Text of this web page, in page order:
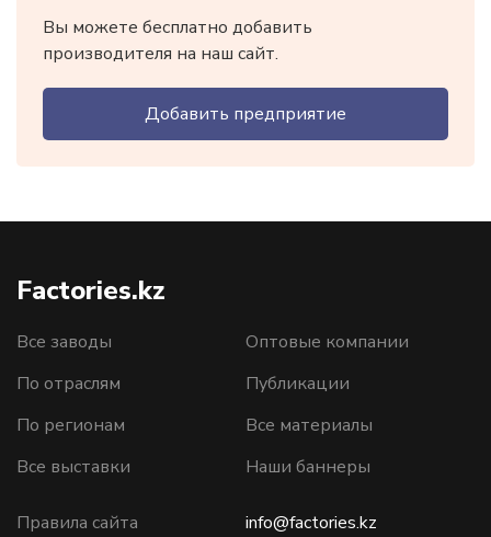
Вы можете бесплатно добавить
производителя на наш сайт.
Добавить предприятие
Factories.kz
Все заводы
По отраслям
По регионам
Все выставки
Оптовые компании
Публикации
Все материалы
Наши баннеры
Правила сайта
info@factories.kz